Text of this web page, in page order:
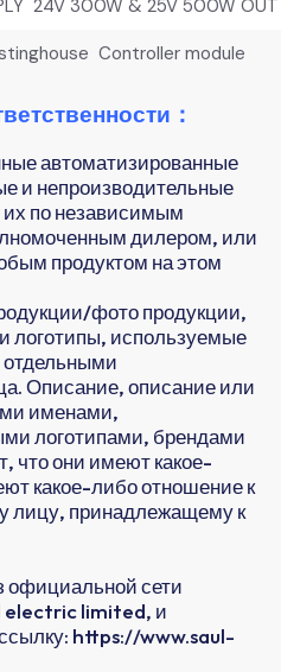
24V 300W & 25V 500W OUT
Controller module
：
автоматизированные
и непроизводительные
их по независимым
дилером, или
продуктом на этом
фото продукции,
логотипы, используемые
отдельными
Описание, описание или
именами,
логотипами, брендами
что они имеют какое-
какое-либо отношение к
лицу, принадлежащему к
официальной сети
electric limited, и
https://www.saul-